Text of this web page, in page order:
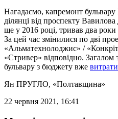
Нагадаємо, капремонт
ділянці від проспекту
ще у 2016 році, тривав два
За цей час змінилися по дві
«Альматехнолоджис» /
«Стривер» відповідно. Загалом
бульвару з бюджету вже
Ян ПРУГЛО, «Полтавщина»
22 червня 2021, 16:41